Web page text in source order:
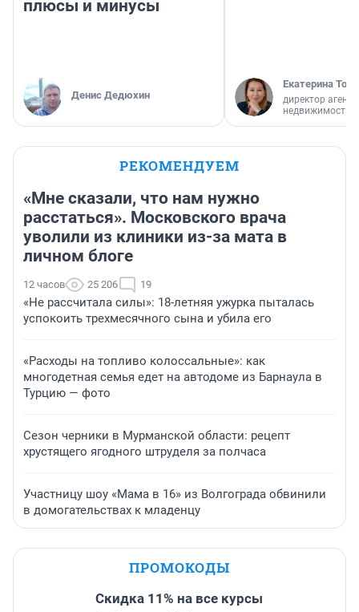
плюсы и минусы
Денис Дедюхин
Екатерина
директор
недвижимости
РЕКОМЕНДУЕМ
«Мне сказали, что нам нужно
расстаться». Московского врача
уволили из клиники из-за мата в
личном блоге
12 часов 25 206 19
«Не рассчитала силы»: 18-летняя ужурка пыталась
успокоить трехмесячного сына и убила его
«Расходы на топливо колоссальные»: как
многодетная семья едет на автодоме из Барнаула в
Турцию — фото
Сезон черники в Мурманской области: рецепт
хрустящего ягодного штруделя за полчаса
Участницу шоу «Мама в 16» из Волгограда обвинили
в домогательствах к младенцу
ПРОМОКОДЫ
Скидка 11% на все курсы